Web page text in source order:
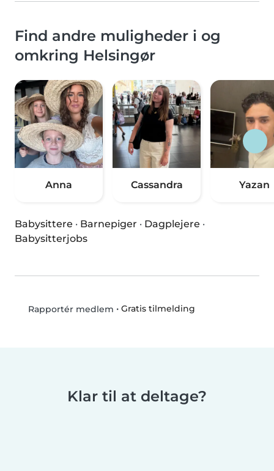
Find andre muligheder i og
omkring Helsingør
Anna Cassandra Yazan
Babysittere · Barnepiger · Dagplejere ·
Babysitterjobs
Rapportér medlem • Gratis tilmelding
Klar til at deltage?